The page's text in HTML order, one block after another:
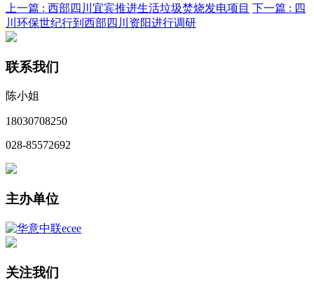
上一篇 : 西部四川宜宾推进生活垃圾焚烧发电项目 下一篇 : 四
川环保世纪行到西部四川资阳进行调研
联系我们
陈小姐
18030708250
028-85572692
主办单位
关注我们